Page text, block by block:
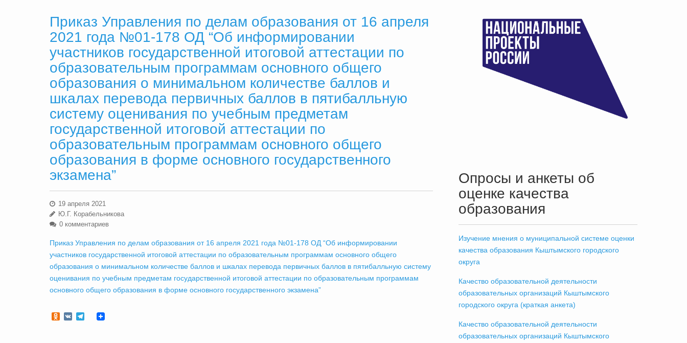
Приказ Управления по делам образования от 16 апреля
2021 года №01-178 ОД “Об информировании
участников государственной итоговой аттестации по
образовательным программам основного общего
образования о минимальном количестве баллов и
шкалах перевода первичных баллов в пятибалльную
систему оценивания по учебным предметам
государственной итоговой аттестации по
образовательным программам основного общего
образования в форме основного государственного
экзамена”
19 апреля 2021
Ю.Г. Корабельникова
0 комментариев
Приказ Управления по делам образования от 16 апреля 2021 года №01-178 ОД “Об информировании
участников государственной итоговой аттестации по образовательным программам основного общего
образования о минимальном количестве баллов и шкалах перевода первичных баллов в пятибалльную систему
оценивания по учебным предметам государственной итоговой аттестации по образовательным программам
основного общего образования в форме основного государственного экзамена”
Odnoklassniki
VK Telegram
Опросы и анкеты об
оценке качества
образования
Изучение мнения о муниципальной системе оценки
качества образования Кыштымского городского
округа
Качество образовательной деятельности
образовательных организаций Кыштымского
городского округа (краткая анкета)
Качество образовательной деятельности
образовательных организаций Кыштымского